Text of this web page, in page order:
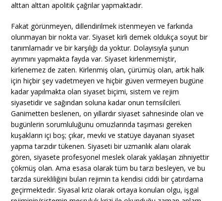
alttan alttan apolitik çağrılar yapmaktadır.
Fakat görünmeyen, dillendirilmek istenmeyen ve farkında
olunmayan bir nokta var. Siyaset kirli demek oldukça soyut bir
tanımlamadır ve bir karşılığı da yoktur. Dolayısıyla şunun
ayrımını yapmakta fayda var. Siyaset kirlenmemiştir,
kirlenemez de zaten. Kirlenmiş olan, çürümüş olan, artık halk
için hiçbir şey vadetmeyen ve hiçbir güven vermeyen bugüne
kadar yapılmakta olan siyaset biçimi, sistem ve rejim
siyasetidir ve sağından soluna kadar onun temsilcileri.
Ganimetten beslenen, on yıllardır siyaset sahnesinde olan ve
bugünlerin sorumluluğunu omuzlarında taşıması gereken
kuşakların içi boş; çıkar, mevki ve statüye dayanan siyaset
yapma tarzıdır tükenen. Siyaseti bir uzmanlık alanı olarak
gören, siyasete profesyonel meslek olarak yaklaşan zihniyettir
çökmüş olan. Ama esasa olarak tüm bu tarzı besleyen, ve bu
tarzda sürekliliğini bulan rejimin ta kendisi ciddi bir çatırdama
geçirmektedir. Siyasal kriz olarak ortaya konulan olgu, işgal